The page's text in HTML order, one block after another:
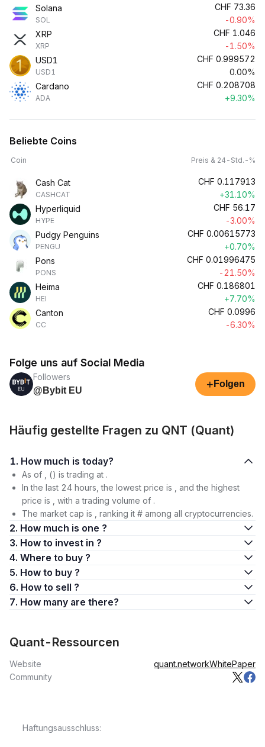
Solana
SOL
CHF 73.36
-0.90%
XRP
XRP
CHF 1.046
-1.50%
USD1
USD1
CHF 0.999572
0.00%
Cardano
ADA
CHF 0.208708
+9.30%
Beliebte Coins
Coin Preis & 24-Std.-%
Cash Cat
CASHCAT
CHF 0.117913
+31.10%
Hyperliquid
HYPE
CHF 56.17
-3.00%
Pudgy Penguins
PENGU
CHF 0.00615773
+0.70%
Pons
PONS
CHF 0.01996475
-21.50%
Heima
HEI
CHF 0.186801
+7.70%
Canton
CC
CHF 0.0996
-6.30%
Folge uns auf Social Media
Followers
@Bybit EU
+ Folgen
Häufig gestellte Fragen zu QNT (Quant)
1. How much is today?
As of , () is trading at .
In the last 24 hours, the lowest price is , and the highest
price is , with a trading volume of .
The market cap is , ranking it # among all cryptocurrencies.
2. How much is one ?
3. How to invest in ?
4. Where to buy ?
5. How to buy ?
6. How to sell ?
7. How many are there?
Quant-Ressourcen
Website quant.networkWhitePaper
Community
Haftungsausschluss: